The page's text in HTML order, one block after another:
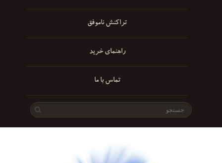
تراکنش ناموفق
راهنمای خرید
تماس با ما